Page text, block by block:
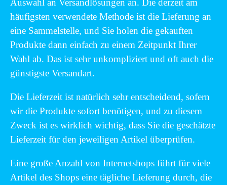
Auswahl an Versandlösungen an. Die derzeit am
häufigsten verwendete Methode ist die Lieferung an
eine Sammelstelle, und Sie holen die gekauften
Produkte dann einfach zu einem Zeitpunkt Ihrer
Wahl ab. Das ist sehr unkompliziert und oft auch die
günstigste Versandart.
Die Lieferzeit ist natürlich sehr entscheidend, sofern
wir die Produkte sofort benötigen, und zu diesem
Zweck ist es wirklich wichtig, dass Sie die geschätzte
Lieferzeit für den jeweiligen Artikel überprüfen.
Eine große Anzahl von Internetshops führt für viele
Artikel des Shops eine tägliche Lieferung durch, die